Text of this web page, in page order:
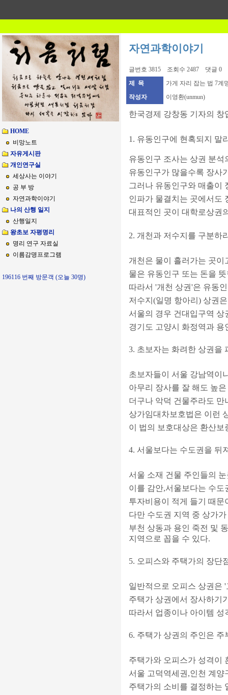
HOME
비망노트
자유게시판
개인연구실
세상사는 이야기
공 부 방
자연과학이야기
나의 산행 일지
산행일지
왕초보 자평명리
명리 연구 자료실
이름감명프로그램
196116 번째 방문객 (오늘 30명)
자연과학이야기
글번호 3815 조회수 2487 댓글 0
제 목
가게 자리 잡는 법 7계
작성자
이영환(unmun)
한국경제 강창동 기자의
1. 유동인구에 현혹되지 말
유동인구 조사는 상권 분석
유동인구가 많을수록 장사
그러나 유동인구와 매출이
인파가 물결치는 곳에서도
대표적인 곳이 대학로상권
2. 개천과 저수지를 구분하
개천은 물이 흘러가는 곳
물은 유동인구 또는 돈을
따라서 '개천 상권'은 유동
저수지(일명 항아리) 상권
서울의 경우 건대입구역 상
경기도 고양시 화정역과
3. 초보자는 화려한 상권을
초보자들이 서울 강남역이
아무리 장사를 잘 해도 높
더구나 악덕 건물주라도
상가임대차보호법은 이런
이 법의 보호대상은 환산보
4. 서울보다는 수도권을 뒤
서울 소재 건물 주인들의
이를 감안,서울보다는 수
투자비용이 적게 들기 때문
다만 수도권 지역 중 상가
부천 상동과 용인 죽전 및
지역으로 꼽을 수 있다.
5. 오피스와 주택가의 장단
일반적으로 오피스 상권은
주택가 상권에서 장사하기
따라서 업종이나 아이템
6. 주택가 상권의 주인은 주
주택가와 오피스가 성격이
서울 고덕역세권,인천 계
주택가의 소비를 결정하는